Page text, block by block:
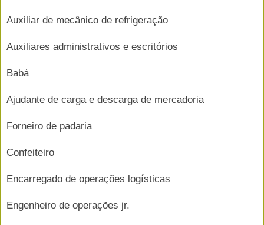
Auxiliar de mecânico de refrigeração
Auxiliares administrativos e escritórios
Babá
Ajudante de carga e descarga de mercadoria
Forneiro de padaria
Confeiteiro
Encarregado de operações logísticas
Engenheiro de operações jr.